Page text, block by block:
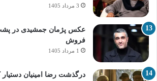
3 مرداد 1405
عکس پژمان جمشیدی در
فروش
1 مرداد 1405